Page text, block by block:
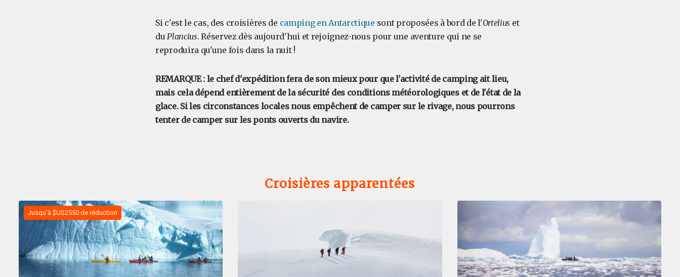
Si c'est le cas, des croisières de camping en Antarctique sont proposées à bord de l'Ortelius et
duPlancius. Réservez dès aujourd'hui et rejoignez-nous pour une aventure qui ne se
reproduira qu'une fois dans la nuit !
REMARQUE : le chef d'expédition fera de son mieux pour que l'activité de camping ait lieu,
mais cela dépend entièrement de la sécurité des conditions météorologiques et de l'état de la
glace. Si les circonstances locales nous empêchent de camper sur le rivage, nous pourrons
tenter de camper sur les ponts ouverts du navire.
Croisières apparentées
Jusqu'à $US2550 de réduction